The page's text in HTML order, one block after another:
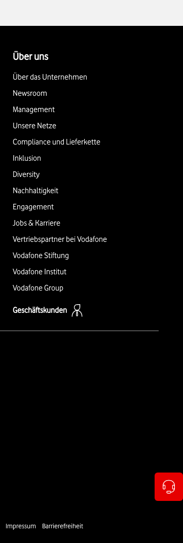
Über uns
Über das Unternehmen
Newsroom
Management
Unsere Netze
Compliance und Lieferkette
Inklusion
Diversity
Nachhaltigkeit
Engagement
Jobs & Karriere
Vertriebspartner bei Vodafone
Vodafone Stiftung
Vodafone Institut
Vodafone Group
Geschäftskunden
Impressum Barrierefreiheit